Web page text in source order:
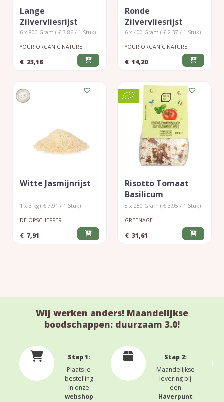
Lange
Zilvervliesrijst
6 x 800 Gram ( € 3.86 / 1 Stuk)
YOUR ORGANIC NATURE
€ 23,18
Ronde
Zilvervliesrijst
6 x 400 Gram ( € 2.37 / 1 Stuk)
YOUR ORGANIC NATURE
€ 14,20
Witte Jasmijnrijst
1 x 3 kg ( € 7.91 / 1 Stuk)
DE OPSCHEPPER
€ 7,91
Risotto Tomaat
Basilicum
8 x 250 Gram ( € 3.95 / 1 Stuk)
GREENAGE
€ 31,61
Wij werken anders! Maandelijkse
boodschappen: duurzaam 3.0!
Stap 1:
Plaats je
bestelling
in onze
webshop
Stap 2:
Maandelijkse
levering bij
een
Haverpunt